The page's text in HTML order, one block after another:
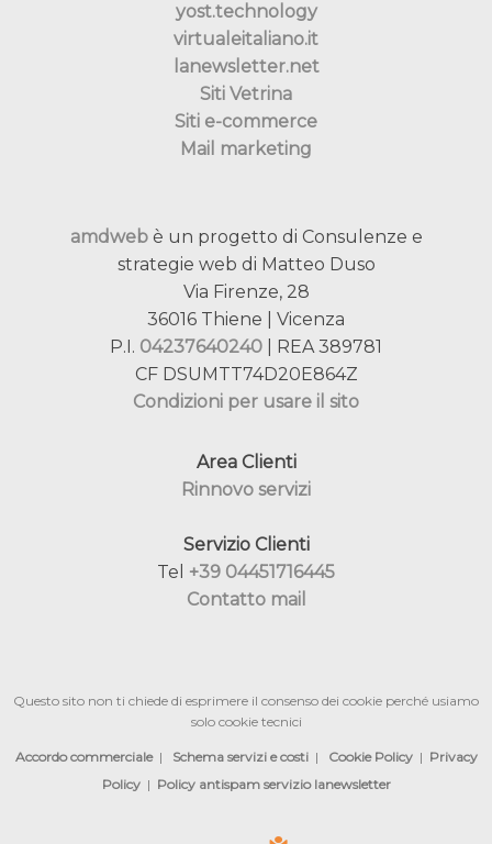
yost.technology
virtualeitaliano.it
lanewsletter.net
Siti Vetrina
Siti e-commerce
Mail marketing
amdwebè un progetto di Consulenze e
strategie web di Matteo Duso
Via Firenze, 28
36016 Thiene | Vicenza
P.I. 04237640240 | REA 389781
CF DSUMTT74D20E864Z
Condizioni per usare il sito
Area Clienti
Rinnovo servizi
Servizio Clienti
Tel +39 04451716445
Contatto mail
Questo sito non ti chiede di esprimere il consenso dei cookie perché usiamo
solo cookie tecnici
Accordo commerciale| Schema servizi e costi| Cookie Policy| Privacy
Policy| Policy antispam servizio lanewsletter